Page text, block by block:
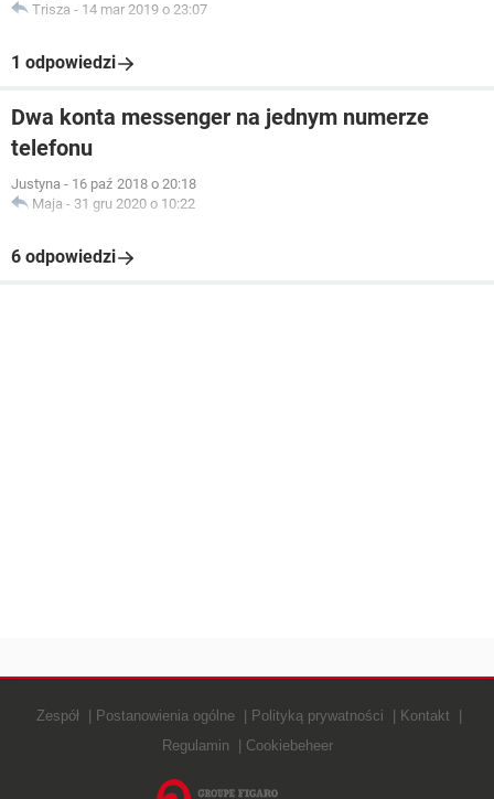
Trisza - 14 mar 2019 o 23:07
1 odpowiedzi
Dwa konta messenger na jednym numerze
telefonu
Justyna - 16 paź 2018 o 20:18
Maja - 31 gru 2020 o 10:22
6 odpowiedzi
Zespół Postanowienia ogólne Polityką prywatności
Kontakt
Regulamin
Cookiebeheer